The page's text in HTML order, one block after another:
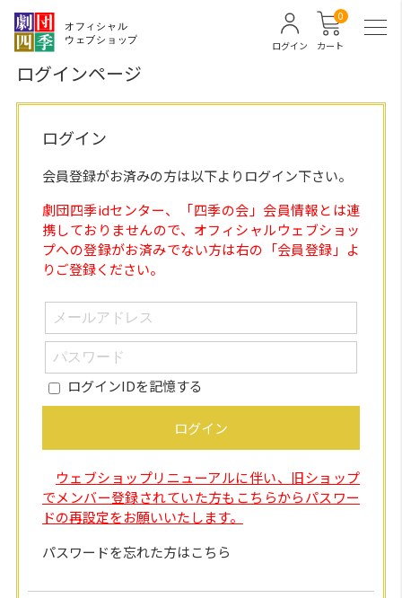
カート
0
ログイン
ログインページ
ログイン
会員登録がお済みの方は以下よりログイン下さい。
劇団四季idセンター、「四季の会」会員情報とは連
携しておりませんので、オフィシャルウェブショッ
プへの登録がお済みでない方は右の「会員登録」よ
りご登録ください。
ログインIDを記憶する
ログイン
ウェブショップリニューアルに伴い、旧ショップ
でメンバー登録されていた方もこちらからパスワー
ドの再設定をお願いいたします。
パスワードを忘れた方はこちら